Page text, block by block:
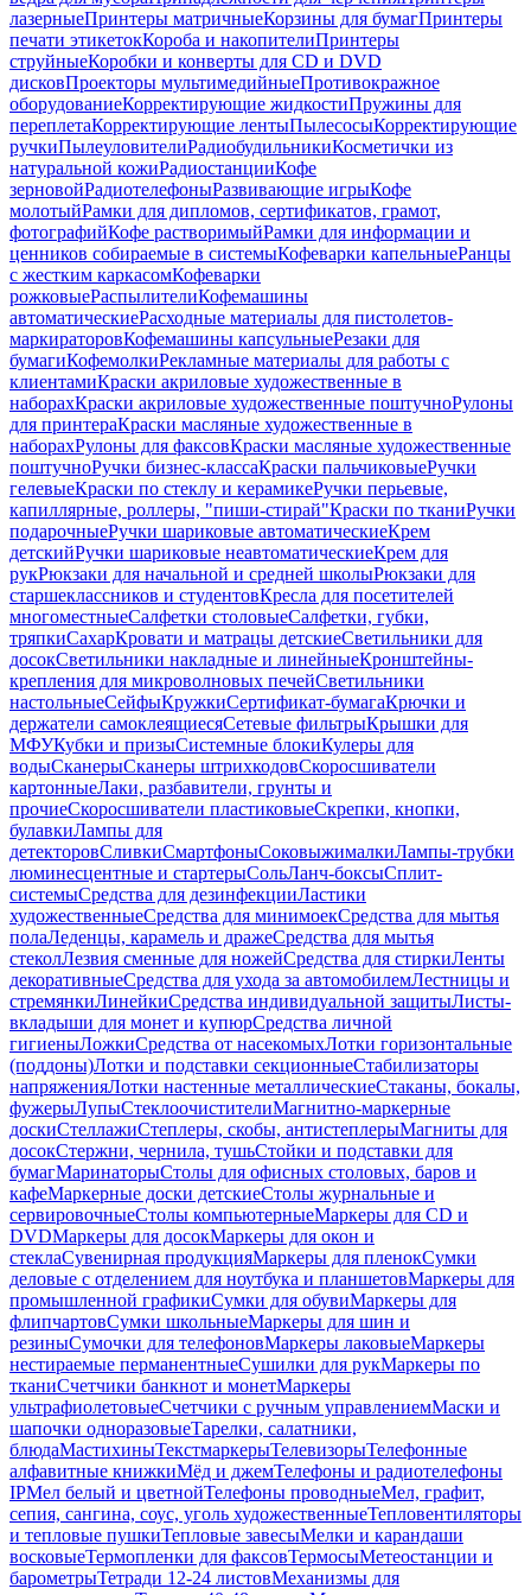
лазерныеПринтеры матричныеКорзины для бумагПринтеры
печати этикетокКороба и накопителиПринтеры
струйныеКоробки и конверты для CD и DVD
дисковПроекторы мультимедийныеПротивокражное
оборудованиеКорректирующие жидкостиПружины для
переплетаКорректирующие лентыПылесосыКорректирующие
ручкиПылеуловителиРадиобудильникиКосметички из
натуральной кожиРадиостанцииКофе
зерновойРадиотелефоныРазвивающие игрыКофе
молотыйРамки для дипломов, сертификатов, грамот,
фотографийКофе растворимыйРамки для информации и
ценников собираемые в системыКофеварки капельныеРанцы
с жестким каркасомКофеварки
рожковыеРаспылителиКофемашины
автоматическиеРасходные материалы для пистолетов-
маркираторовКофемашины капсульныеРезаки для
бумагиКофемолкиРекламные материалы для работы с
клиентамиКраски акриловые художественные в
наборахКраски акриловые художественные поштучноРулоны
для принтераКраски масляные художественные в
наборахРулоны для факсовКраски масляные художественные
поштучноРучки бизнес-классаКраски пальчиковыеРучки
гелевыеКраски по стеклу и керамикеРучки перьевые,
капиллярные, роллеры, "пиши-стирай"Краски по тканиРучки
подарочныеРучки шариковые автоматическиеКрем
детскийРучки шариковые неавтоматическиеКрем для
рукРюкзаки для начальной и средней школыРюкзаки для
старшеклассников и студентовКресла для посетителей
многоместныеСалфетки столовыеСалфетки, губки,
тряпкиСахарКровати и матрацы детскиеСветильники для
досокСветильники накладные и линейныеКронштейны-
крепления для микроволновых печейСветильники
настольныеСейфыКружкиСертификат-бумагаКрючки и
держатели самоклеящиесяСетевые фильтрыКрышки для
МФУКубки и призыСистемные блокиКулеры для
водыСканерыСканеры штрихкодовСкоросшиватели
картонныеЛаки, разбавители, грунты и
прочиеСкоросшиватели пластиковыеСкрепки, кнопки,
булавкиЛампы для
детекторовСливкиСмартфоныСоковыжималкиЛампы-трубки
люминесцентные и стартерыСольЛанч-боксыСплит-
системыСредства для дезинфекцииЛастики
художественныеСредства для минимоекСредства для мытья
полаЛеденцы, карамель и дражеСредства для мытья
стеколЛезвия сменные для ножейСредства для стиркиЛенты
декоративныеСредства для ухода за автомобилемЛестницы и
стремянкиЛинейкиСредства индивидуальной защитыЛисты-
вкладыши для монет и купюрСредства личной
гигиеныЛожкиСредства от насекомыхЛотки горизонтальные
(поддоны)Лотки и подставки секционныеСтабилизаторы
напряженияЛотки настенные металлическиеСтаканы, бокалы,
фужерыЛупыСтеклоочистителиМагнитно-маркерные
доскиСтеллажиСтеплеры, скобы, антистеплерыМагниты для
досокСтержни, чернила, тушьСтойки и подставки для
бумагМаринаторыСтолы для офисных столовых, баров и
кафеМаркерные доски детскиеСтолы журнальные и
сервировочныеСтолы компьютерныеМаркеры для CD и
DVDМаркеры для досокМаркеры для окон и
стеклаСувенирная продукцияМаркеры для пленокСумки
деловые с отделением для ноутбука и планшетовМаркеры для
промышленной графикиСумки для обувиМаркеры для
флипчартовСумки школьныеМаркеры для шин и
резиныСумочки для телефоновМаркеры лаковыеМаркеры
нестираемые перманентныеСушилки для рукМаркеры по
тканиСчетчики банкнот и монетМаркеры
ультрафиолетовыеСчетчики с ручным управлениемМаски и
шапочки одноразовыеТарелки, салатники,
блюдаМастихиныТекстмаркерыТелевизорыТелефонные
алфавитные книжкиМёд и джемТелефоны и радиотелефоны
IPМел белый и цветнойТелефоны проводныеМел, графит,
сепия, сангина, соус, уголь художественныеТепловентиляторы
и тепловые пушкиТепловые завесыМелки и карандаши
восковыеТермопленки для факсовТермосыМетеостанции и
барометрыТетради 12-24 листовМеханизмы для